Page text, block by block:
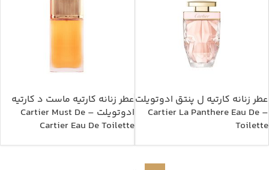
عطر زنانه کارتیه ل پنتق ادوتویلت
– Cartier La Panthere Eau De
Toilette
عطر زنانه کارتیه ماست د کارتیه
ادوتویلت – Cartier Must De
Cartier Eau De Toilette